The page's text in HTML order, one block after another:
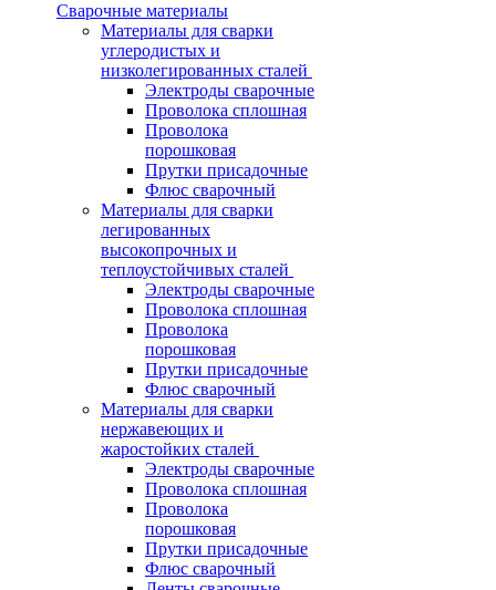
Сварочные материалы
Материалы для сварки
углеродистых и
низколегированных сталей
Электроды сварочные
Проволока сплошная
Проволока
порошковая
Прутки присадочные
Флюс сварочный
Материалы для сварки
легированных
высокопрочных и
теплоустойчивых сталей
Электроды сварочные
Проволока сплошная
Проволока
порошковая
Прутки присадочные
Флюс сварочный
Материалы для сварки
нержавеющих и
жаростойких сталей
Электроды сварочные
Проволока сплошная
Проволока
порошковая
Прутки присадочные
Флюс сварочный